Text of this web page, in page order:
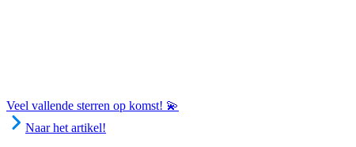
Veel vallende sterren op komst! 💫
Naar het artikel!